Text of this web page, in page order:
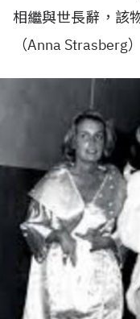
相繼與世長辭，該
（Anna Strasberg